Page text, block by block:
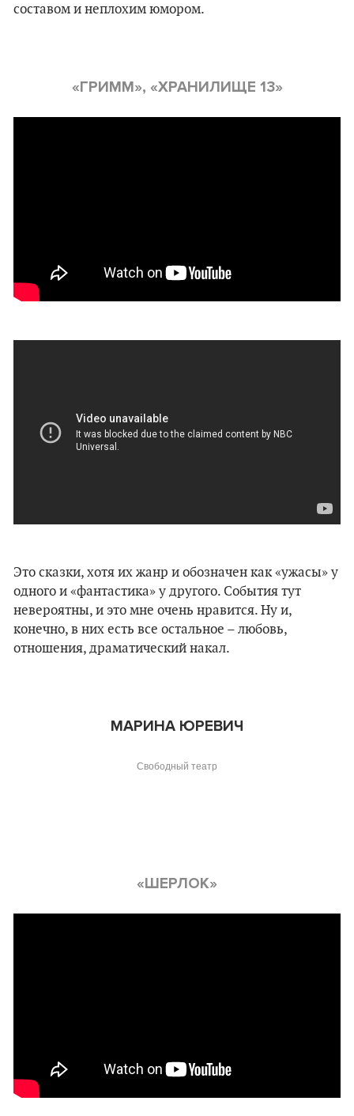
составом и неплохим юмором.
«ГРИММ», «ХРАНИЛИЩЕ 13»
Это сказки, хотя их жанр и обозначен как«ужасы» у
одного и «фантастика» у другого. События тут
невероятны, и это мне очень нравится. Ну и,
конечно, в них есть все остальное – любовь,
отношения, драматический накал.
МАРИНА ЮРЕВИЧ
Свободный театр
«ШЕРЛОК»